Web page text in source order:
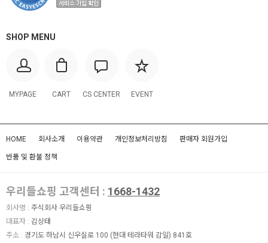
SHOP MENU
MYPAGE CART CS CENTER EVENT
HOME 회사소개 이용약관 개인정보처리방침 판매자 회원가입
반품 및 환불 정책
우리들쇼핑 고객센터 : 1668-1432
회사명 : 주식회사 우리들쇼핑
대표자 : 김상태
주소 : 경기도 하남시 신우실로 100 (현대 테라타워 감일) 841호